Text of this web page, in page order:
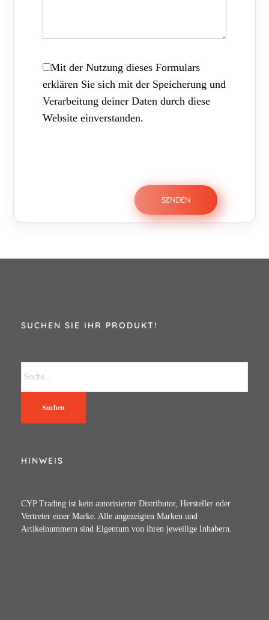
Mit der Nutzung dieses Formulars
erklären Sie sich mit der Speicherung und
Verarbeitung deiner Daten durch diese
Website einverstanden.
SUCHEN SIE IHR PRODUKT!
Suchen
HINWEIS
CYP Trading ist kein autorisierter Distributor, Hersteller oder
Vertreter einer Marke. Alle angezeigten Marken und
Artikelnummern sind Eigentum von ihren jeweilige Inhabern.